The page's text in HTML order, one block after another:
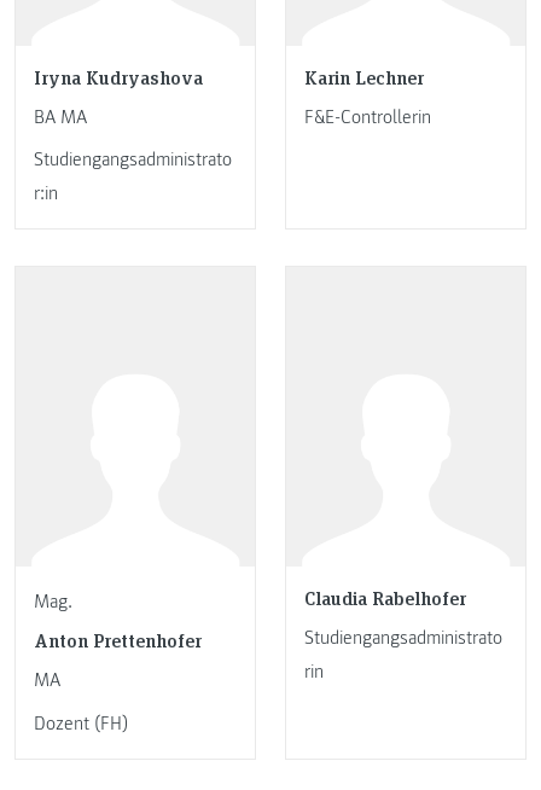
Iryna Kudryashova
BA MA
Studiengangsadministrato
r:in
Karin Lechner
F&E-Controllerin
Mag.
Anton Prettenhofer
MA
Dozent (FH)
Claudia Rabelhofer
Studiengangsadministrato
rin